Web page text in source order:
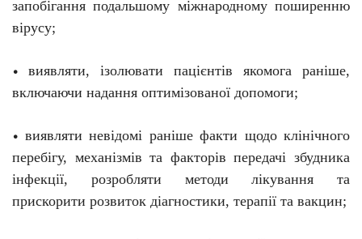
запобігання подальшому міжнародному поширенню
вірусу;
• виявляти, ізолювати пацієнтів якомога раніше,
включаючи надання оптимізованої допомоги;
• виявляти невідомі раніше факти щодо клінічного
перебігу, механізмів та факторів передачі збудника
інфекції, розробляти методи лікування та
прискорити розвиток діагностики, терапії та вакцин;